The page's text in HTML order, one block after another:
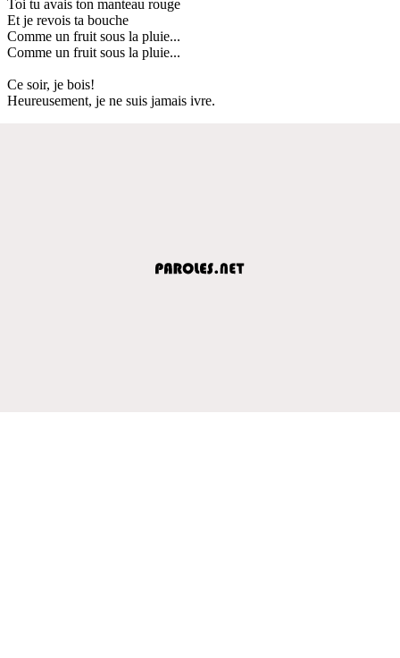
Toi tu avais ton manteau rouge
Et je revois ta bouche
Comme un fruit sous la pluie...
Comme un fruit sous la pluie...
Ce soir, je bois!
Heureusement, je ne suis jamais ivre.